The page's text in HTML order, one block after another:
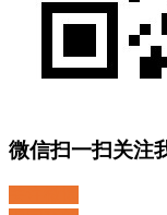
微信扫一扫关注